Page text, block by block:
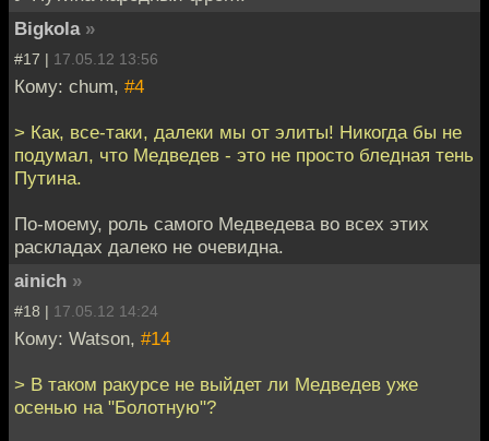
Bigkola »
#17 | 17.05.12 13:56
Кому: chum, #4
> Как, все-таки, далеки мы от элиты! Никогда бы не
подумал, что Медведев - это не просто бледная тень
Путина.
По-моему, роль самого Медведева во всех этих
раскладах далеко не очевидна.
ainich »
#18 | 17.05.12 14:24
Кому: Watson, #14
> В таком ракурсе не выйдет ли Медведев уже
осенью на "Болотную"?